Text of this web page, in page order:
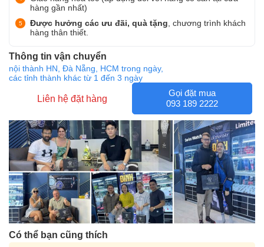
hàng gần nhất)
Được hưởng các ưu đãi, quà tặng , chương trình khách
hàng thân thiết.
Thông tin vận chuyển
nội thành HN, Đà Nẵng, HCM trong ngày,
các tỉnh thành khác từ 1 đến 3 ngày
Liên hệ đặt hàng
Gọi đặt mua
093 189 2222
Có thể bạn cũng thích